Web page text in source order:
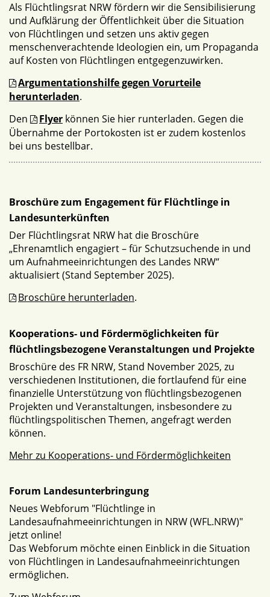
Als Flüchtlingsrat NRW fördern wir die Sensibilisierung
und Aufklärung der Öffentlichkeit über die Situation
von Flüchtlingen und setzen uns aktiv gegen
menschenverachtende Ideologien ein, um Propaganda
auf Kosten von Flüchtlingen entgegenzuwirken.
Argumentationshilfe gegen Vorurteile
herunterladen.
Den
Flyer können Sie hier runterladen. Gegen die
Übernahme der Portokosten ist er zudem kostenlos
bei uns bestellbar.
Broschüre zum Engagement für Flüchtlinge in
Landesunterkünften
Der Flüchtlingsrat NRW hat die Broschüre
„Ehrenamtlich engagiert – für Schutzsuchende in und
um Aufnahmeeinrichtungen des Landes NRW“
aktualisiert (Stand September 2025).
Broschüre herunterladen.
Kooperations- und Fördermöglichkeiten für
flüchtlingsbezogene Veranstaltungen und Projekte
Broschüre des FR NRW, Stand November 2025, zu
verschiedenen Institutionen, die fortlaufend für eine
finanzielle Unterstützung von flüchtlingsbezogenen
Projekten und Veranstaltungen, insbesondere zu
flüchtlingspolitischen Themen, angefragt werden
können.
Mehr zu Kooperations- und Fördermöglichkeiten
Forum Landesunterbringung
Neues Webforum "Flüchtlinge in
Landesaufnahmeeinrichtungen in NRW (WFL.NRW)"
jetzt online!
Das Webforum möchte einen Einblick in die Situation
von Flüchtlingen in Landesaufnahmeeinrichtungen
ermöglichen.